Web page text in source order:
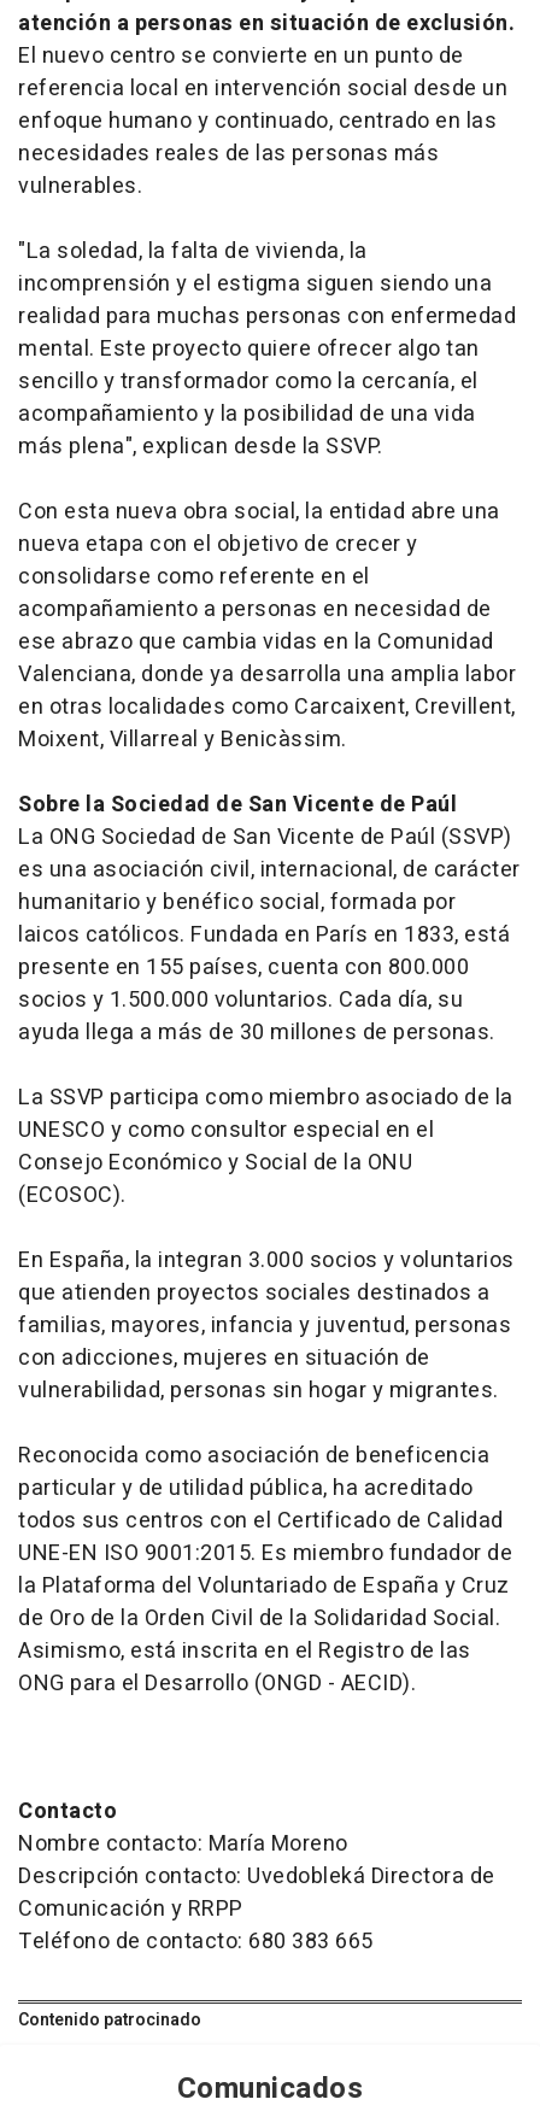
atención a personas en situación de exclusión.
El nuevo centro se convierte en un punto de
referencia local en intervención social desde un
enfoque humano y continuado, centrado en las
necesidades reales de las personas más
vulnerables.
"La soledad, la falta de vivienda, la
incomprensión y el estigma siguen siendo una
realidad para muchas personas con enfermedad
mental. Este proyecto quiere ofrecer algo tan
sencillo y transformador como la cercanía, el
acompañamiento y la posibilidad de una vida
más plena", explican desde la SSVP.
Con esta nueva obra social, la entidad abre una
nueva etapa con el objetivo de crecer y
consolidarse como referente en el
acompañamiento a personas en necesidad de
ese abrazo que cambia vidas en la Comunidad
Valenciana, donde ya desarrolla una amplia labor
en otras localidades como Carcaixent, Crevillent,
Moixent, Villarreal y Benicàssim.
Sobre la Sociedad de San Vicente de Paúl
La ONG Sociedad de San Vicente de Paúl (SSVP)
es una asociación civil, internacional, de carácter
humanitario y benéfico social, formada por
laicos católicos. Fundada en París en 1833, está
presente en 155 países, cuenta con 800.000
socios y 1.500.000 voluntarios. Cada día, su
ayuda llega a más de 30 millones de personas.
La SSVP participa como miembro asociado de la
UNESCO y como consultor especial en el
Consejo Económico y Social de la ONU
(ECOSOC).
En España, la integran 3.000 socios y voluntarios
que atienden proyectos sociales destinados a
familias, mayores, infancia y juventud, personas
con adicciones, mujeres en situación de
vulnerabilidad, personas sin hogar y migrantes.
Reconocida como asociación de beneficencia
particular y de utilidad pública, ha acreditado
todos sus centros con el Certificado de Calidad
UNE-EN ISO 9001:2015. Es miembro fundador de
la Plataforma del Voluntariado de España y Cruz
de Oro de la Orden Civil de la Solidaridad Social.
Asimismo, está inscrita en el Registro de las
ONG para el Desarrollo (ONGD - AECID).
Contacto
Nombre contacto: María Moreno
Descripción contacto: Uvedobleká Directora de
Comunicación y RRPP
Teléfono de contacto: 680 383 665
Contenido patrocinado
Comunicados